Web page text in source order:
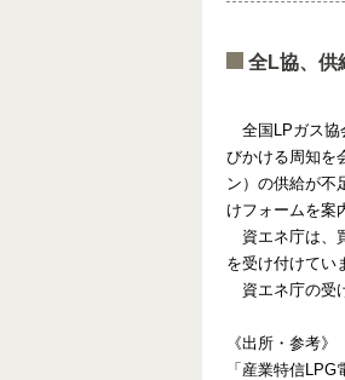
全L協、供
全国LPガス協
びかける周知を
ン）の供給が不
けフォームを案
資エネ庁は、
を受け付けてい
資エネ庁の受
《出所・参考》
「産業特信LPG